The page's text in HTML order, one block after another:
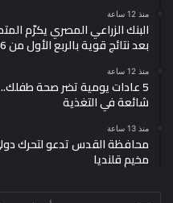
وخلال هذه الفترة ظهرت
السويدية، وفي نهاية العام
للعلاج، ما تسبب في غيابه عن
بطولة بلجيكا المفتوحة.
منذ 12 ساعة
البنك الزراعي المصري يكرّم
بعد نتائج قوية بالربع الأول من 2026
منذ 12 ساعة
5 عادات يومية تضر صحة
شائعة في التغذية
منذ 13 ساعة
محافظة القدس تدعو لتحرك
مخيم قلنديا